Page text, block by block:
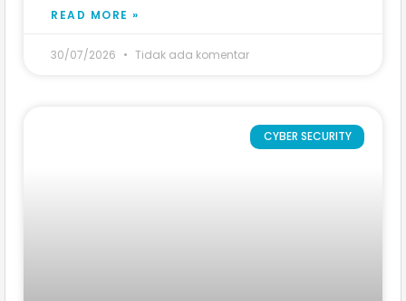
READ MORE »
30/07/2026 Tidak ada komentar
CYBER SECURITY